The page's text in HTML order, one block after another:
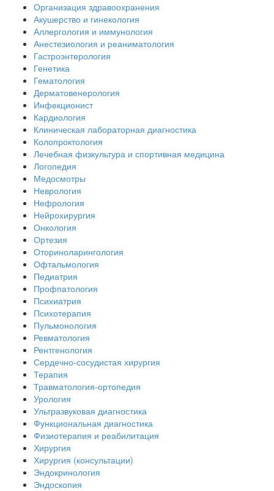
Организация здравоохранения
Акушерство и гинекология
Аллергология и иммунология
Анестезиология и реаниматология
Гастроэнтерология
Генетика
Гематология
Дерматовенерология
Инфекционист
Кардиология
Клиническая лабораторная диагностика
Колопроктология
Лечебная физкультура и спортивная медицина
Логопедия
Медосмотры
Неврология
Нефрология
Нейрохирургия
Онкология
Ортезия
Оториноларингология
Офтальмология
Педиатрия
Профпатология
Психиатрия
Психотерапия
Пульмонология
Ревматология
Рентгенология
Сердечно-сосудистая хирургия
Терапия
Травматология-ортопедия
Урология
Ультразвуковая диагностика
Функциональная диагностика
Физиотерапия и реабилитация
Хирургия
Хирургия (консультации)
Эндокринология
Эндоскопия